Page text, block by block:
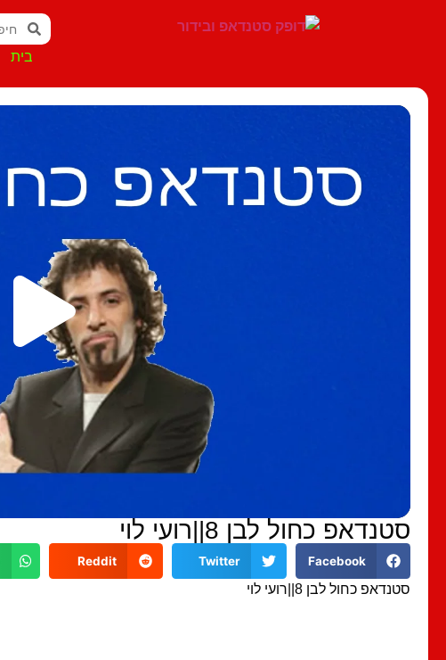
בית
סטנדאפ כחול לבן 8||רועי לוי
Facebook
Twitter
Reddit
סטנדאפ כחול לבן 8||רועי לוי